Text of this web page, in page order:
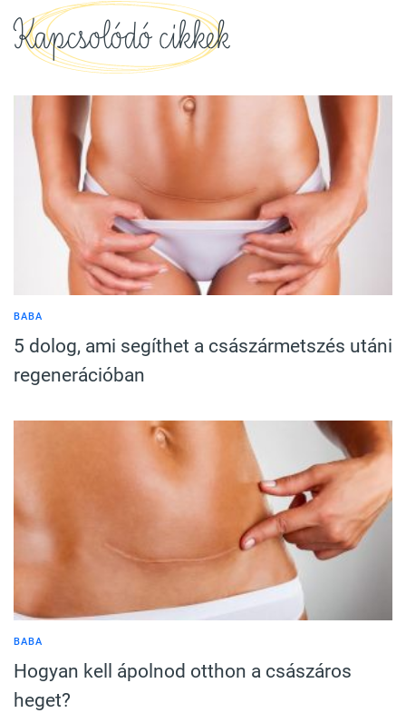
Kapcsolódó cikkek
BABA
5 dolog, ami segíthet a császármetszés utáni
regenerációban
BABA
Hogyan kell ápolnod otthon a császáros
heget?